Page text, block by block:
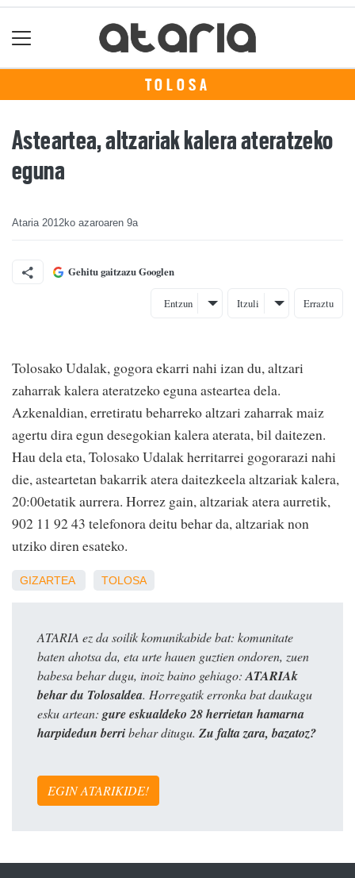
TOLOSA
Asteartea, altzariak kalera ateratzeko
eguna
Ataria 2012ko azaroaren 9a
Gehitu gaitzazu Googlen
Entzun Itzuli Erraztu
Tolosako Udalak, gogora ekarri nahi izan du, altzari
zaharrak kalera ateratzeko eguna asteartea dela.
Azkenaldian, erretiratu beharreko altzari zaharrak maiz
agertu dira egun desegokian kalera aterata, bil daitezen.
Hau dela eta, Tolosako Udalak herritarrei gogorarazi nahi
die, asteartetan bakarrik atera daitezkeela altzariak kalera,
20:00etatik aurrera. Horrez gain, altzariak atera aurretik,
902 11 92 43 telefonora deitu behar da, altzariak non
utziko diren esateko.
GIZARTEA TOLOSA
ATARIA ez da soilik komunikabide bat: komunitate
baten ahotsa da, eta urte hauen guztien ondoren, zuen
babesa behar dugu, inoiz baino gehiago: ATARIAk
behar du Tolosaldea. Horregatik erronka bat daukagu
esku artean: gure eskualdeko 28 herrietan hamarna
harpidedun berribehar ditugu. Zu falta zara, bazatoz?
EGIN ATARIKIDE!